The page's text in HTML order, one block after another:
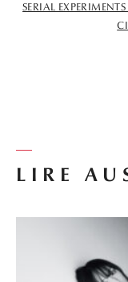
LIRE
SERIAL